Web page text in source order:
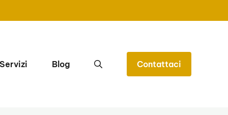
Servizi Blog Contattaci